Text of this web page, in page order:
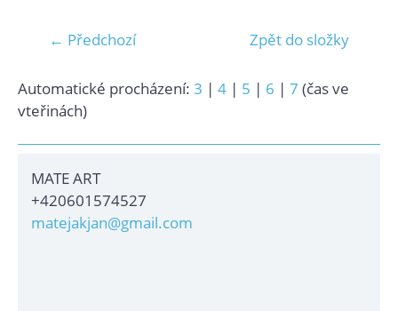
← Předchozí Zpět do složky
Automatické procházení: 3 | 4 | 5 | 6 | 7 (čas ve
vteřinách)
MATE ART
+420601574527
matejakjan@gmail.com